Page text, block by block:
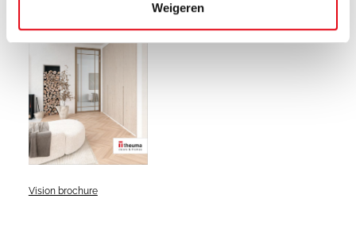
Weigeren
Vision brochure